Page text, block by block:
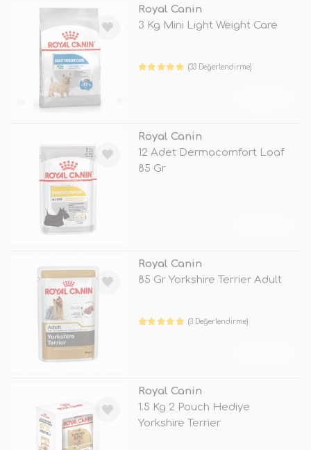
Royal Canin
3 Kg Mini Light Weight Care
(33 Değerlendirme)
Royal Canin
12 Adet Dermacomfort Loaf
85 Gr
Royal Canin
85 Gr Yorkshire Terrier Adult
(3 Değerlendirme)
Royal Canin
1.5 Kg 2 Pouch Hediye
Yorkshire Terrier